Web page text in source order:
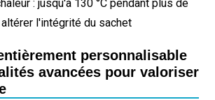
: jusqu'à 130 °C pendant plus de
l'intégrité du sachet
personnalisable
avancées pour valoriser